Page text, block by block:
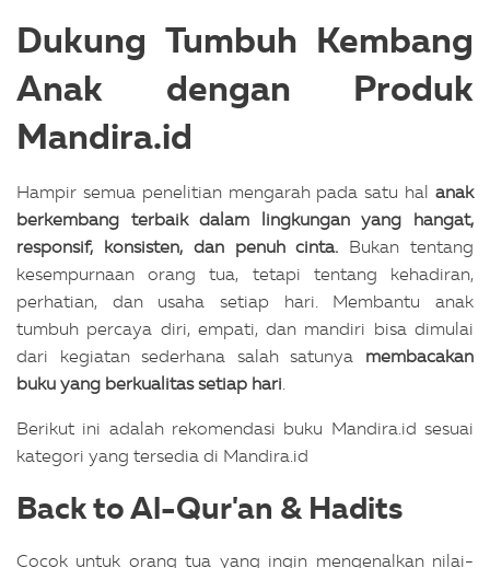
Dukung Tumbuh Kembang
Anak dengan Produk
Mandira.id
Hampir semua penelitian mengarah pada satu hal anak
berkembang terbaik dalam lingkungan yang hangat,
responsif, konsisten, dan penuh cinta. Bukan tentang
kesempurnaan orang tua, tetapi tentang kehadiran,
perhatian, dan usaha setiap hari. Membantu anak
tumbuh percaya diri, empati, dan mandiri bisa dimulai
dari kegiatan sederhana salah satunya membacakan
buku yang berkualitas setiap hari.
Berikut ini adalah rekomendasi buku Mandira.id sesuai
kategori yang tersedia di Mandira.id
Back to Al-Qur'an & Hadits
Cocok untuk orang tua yang ingin mengenalkan nilai-